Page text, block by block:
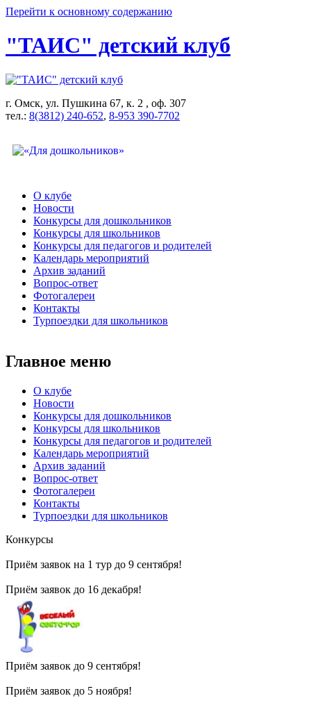
Перейти к основному содержанию
"ТАИС" детский клуб
г. Омск, ул. Пушкина 67, к. 2 , оф. 307
тел.: 8(3812) 240-652, 8-953 390-7702
О клубе
Новости
Конкурсы для дошкольников
Конкурсы для школьников
Конкурсы для педагогов и родителей
Календарь мероприятий
Архив заданий
Вопрос-ответ
Фотогалереи
Контакты
Турпоездки для школьников
Главное меню
О клубе
Новости
Конкурсы для дошкольников
Конкурсы для школьников
Конкурсы для педагогов и родителей
Календарь мероприятий
Архив заданий
Вопрос-ответ
Фотогалереи
Контакты
Турпоездки для школьников
Конкурсы
Приём заявок на 1 тур до 9 сентября!
Приём заявок до 16 декабря!
Приём заявок до 9 сентября!
Приём заявок до 5 ноября!